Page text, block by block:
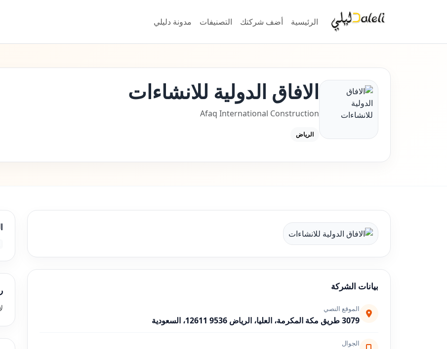
الرئيسية أضف شركتك التصنيفات مدونة دليلي
الافاق الدولية للانشاءات
Afaq International Construction
الرياض
بيانات الشركة
الموقع النصي
3079 طريق مكة المكرمة، العليا، الرياض 12611 9536، السعودية
الجوال